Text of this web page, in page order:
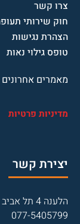
צרו קשר
חוק שירותי
הצהרת נגישות
טופס גילוי נאות
מאמרים אחרונים
מדיניות פרטיות
יצירת קשר
הלענה 4 תל אביב יפו
077-5405799